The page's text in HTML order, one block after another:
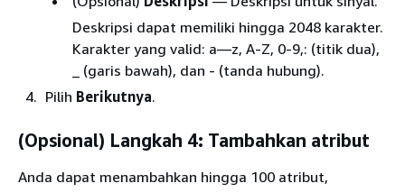
Deskripsi dapat memiliki hingga 2048 karakter.
Karakter yang valid: a—z, A-Z, 0-9,: (titik dua),
_ (garis bawah), dan - (tanda hubung).
Pilih Berikutnya.
(Opsional) Langkah 4: Tambahkan atribut
Anda dapat menambahkan hingga 100 atribut,